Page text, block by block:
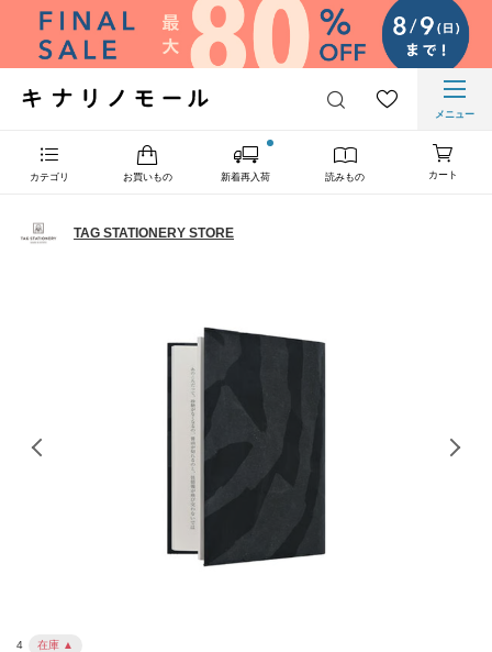
メニュー
カテゴリ お買いもの 新着再入荷 読みもの カート
TAG STATIONERY STORE
4 在庫 ▲